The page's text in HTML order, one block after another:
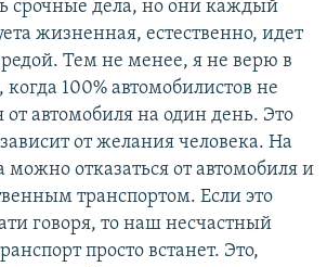
срочные дела, но они каждый
жизненная, естественно, идет
Тем не менее, я не верю в
100% автомобилистов не
от автомобиля на один день. Это
от желания человека. На
можно отказаться от автомобиля и
транспортом. Если это
говоря, то наш несчастный
просто встанет. Это,